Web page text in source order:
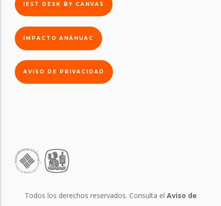
IEST DESK BY CANVAS
IMPACTO ANÁHUAC
AVISO DE PRIVACIDAD
Todos los derechos reservados. Consulta el Aviso de